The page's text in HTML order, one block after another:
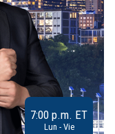
7:00 p.m. ET
Lun - Vie